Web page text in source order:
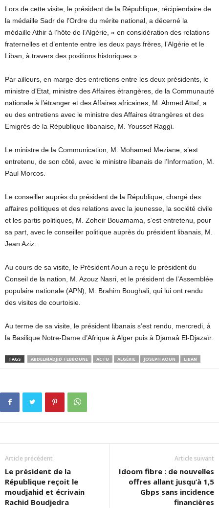
Lors de cette visite, le président de la République, récipiendaire de
la médaille Sadr de l’Ordre du mérite national, a décerné la
médaille Athir à l’hôte de l’Algérie, « en considération des relations
fraternelles et d’entente entre les deux pays frères, l’Algérie et le
Liban, à travers des positions historiques ».
Par ailleurs, en marge des entretiens entre les deux présidents, le
ministre d’Etat, ministre des Affaires étrangères, de la Communauté
nationale à l’étranger et des Affaires africaines, M. Ahmed Attaf, a
eu des entretiens avec le ministre des Affaires étrangères et des
Emigrés de la République libanaise, M. Youssef Raggi.
Le ministre de la Communication, M. Mohamed Meziane, s’est
entretenu, de son côté, avec le ministre libanais de l’Information, M.
Paul Morcos.
Le conseiller auprès du président de la République, chargé des
affaires politiques et des relations avec la jeunesse, la société civile
et les partis politiques, M. Zoheir Bouamama, s’est entretenu, pour
sa part, avec le conseiller politique auprès du président libanais, M.
Jean Aziz.
Au cours de sa visite, le Président Aoun a reçu le président du
Conseil de la nation, M. Azouz Nasri, et le président de l’Assemblée
populaire nationale (APN), M. Brahim Boughali, qui lui ont rendu
des visites de courtoisie.
Au terme de sa visite, le président libanais s’est rendu, mercredi, à
la Basilique Notre-Dame d’Afrique à Alger puis à Djamaâ El-Djazaïr.
TAGS ABDELMADJID TEBBOUNE ACTU ALGÉRIE JOSEPH AOUN LIBAN
Article précédent
Le président de la
République reçoit le
moudjahid et écrivain
Rachid Boudjedra
Article suivant
Idoom fibre : de nouvelles
offres allant jusqu’à 1,5
Gbps sans incidence
financières